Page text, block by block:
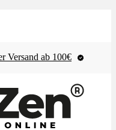
Versand ab 100€